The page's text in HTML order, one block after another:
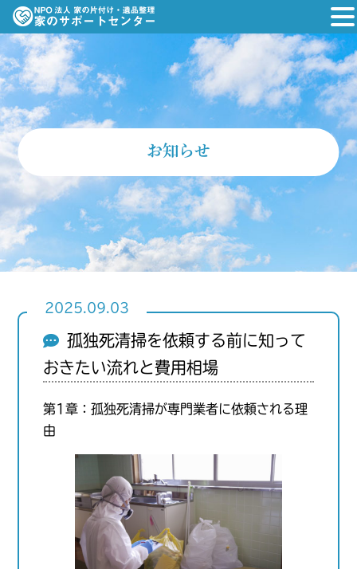
お知らせ
2025.09.03
孤独死清掃を依頼する前に知って
おきたい流れと費用相場
第1章：孤独死清掃が専門業者に依頼される理
由